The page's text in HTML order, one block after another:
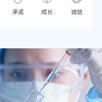
承诺 成长 诚信